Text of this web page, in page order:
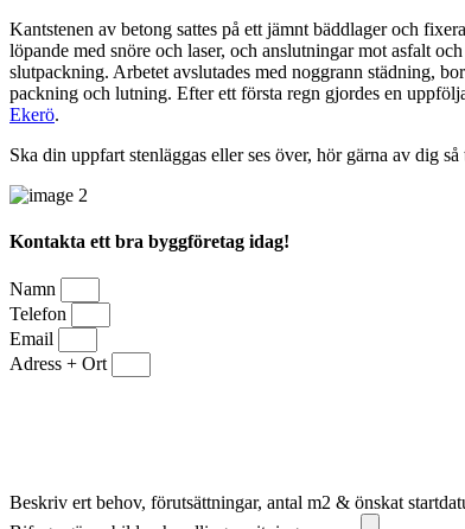
Kantstenen av betong sattes på ett jämnt bäddlager och
löpande med snöre och laser, och anslutningar mot asfalt
slutpackning. Arbetet avslutades med noggrann städning,
packning och lutning. Efter ett första regn gjordes en
Ekerö.
Ska din uppfart stenläggas eller ses över, hör gärna av dig
Kontakta ett bra byggföretag idag!
Namn
Telefon
Email
Adress + Ort
Beskriv ert behov, förutsättningar, antal m2 & önskat